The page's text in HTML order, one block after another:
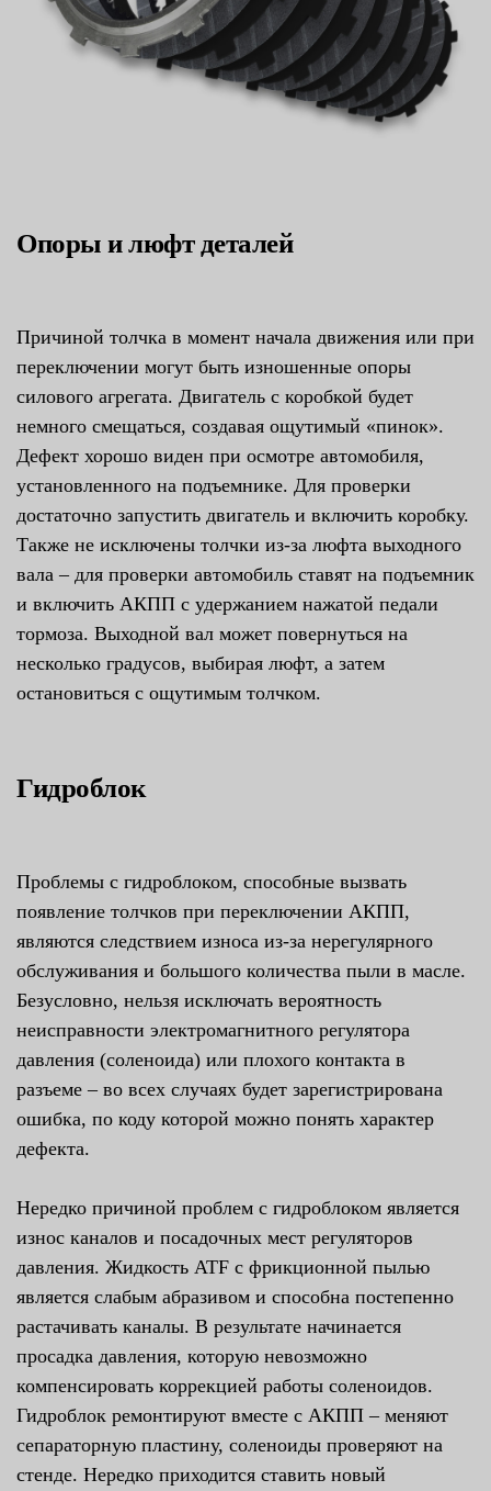
Опоры и люфт деталей
Причиной толчка в момент начала движения или при
переключении могут быть изношенные опоры
силового агрегата. Двигатель с коробкой будет
немного смещаться, создавая ощутимый «пинок».
Дефект хорошо виден при осмотре автомобиля,
установленного на подъемнике. Для проверки
достаточно запустить двигатель и включить коробку.
Также не исключены толчки из-за люфта выходного
вала – для проверки автомобиль ставят на подъемник
и включить АКПП с удержанием нажатой педали
тормоза. Выходной вал может повернуться на
несколько градусов, выбирая люфт, а затем
остановиться с ощутимым толчком.
Гидроблок
Проблемы с гидроблоком, способные вызвать
появление толчков при переключении АКПП,
являются следствием износа из-за нерегулярного
обслуживания и большого количества пыли в масле.
Безусловно, нельзя исключать вероятность
неисправности электромагнитного регулятора
давления (соленоида) или плохого контакта в
разъеме – во всех случаях будет зарегистрирована
ошибка, по коду которой можно понять характер
дефекта.
Нередко причиной проблем с гидроблоком является
износ каналов и посадочных мест регуляторов
давления. Жидкость ATF с фрикционной пылью
является слабым абразивом и способна постепенно
растачивать каналы. В результате начинается
просадка давления, которую невозможно
компенсировать коррекцией работы соленоидов.
Гидроблок ремонтируют вместе с АКПП – меняют
сепараторную пластину, соленоиды проверяют на
стенде. Нередко приходится ставить новый